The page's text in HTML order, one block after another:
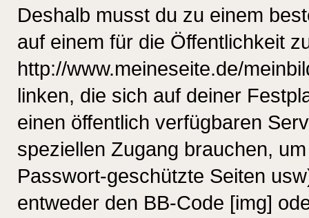
Deshalb musst du zu einem
auf einem für die Öffentlichkeit
http://www.meineseite.de/
linken, die sich auf deiner
einen öffentlich verfügbaren
speziellen Zugang brauchen,
Passwort-geschützte Seiten
entweder den BB-Code [img]